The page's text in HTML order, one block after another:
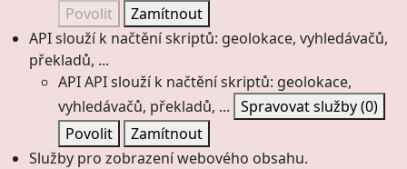
Povolit
Zamítnout
API slouží k načtění skriptů: geolokace, vyhledávačů,
překladů, ...
APIAPI slouží k načtění skriptů: geolokace,
vyhledávačů, překladů, ... Spravovat služby(0)
Povolit
Zamítnout
Služby pro zobrazení webového obsahu.